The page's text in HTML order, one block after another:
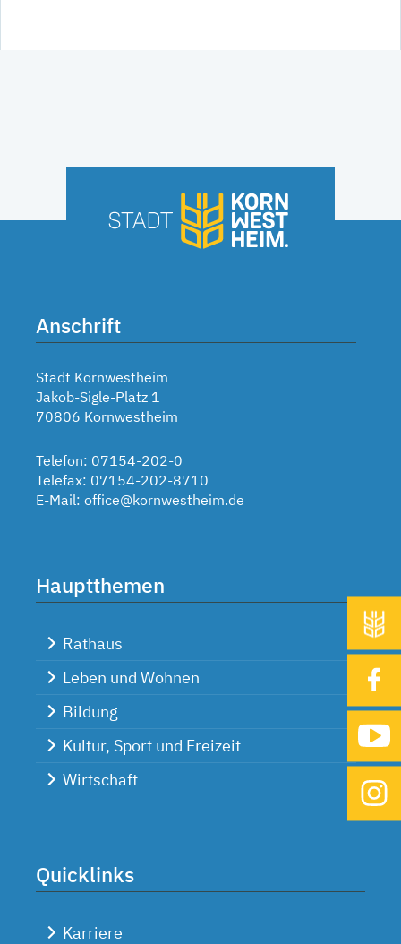
Anschrift
Stadt Kornwestheim
Jakob-Sigle-Platz 1
70806 Kornwestheim
Telefon: 07154-202-0
Telefax: 07154-202-8710
E-Mail: office@kornwestheim.de
Hauptthemen
Rathaus
Leben und Wohnen
Bildung
Kultur, Sport und Freizeit
Wirtschaft
Quicklinks
Karriere